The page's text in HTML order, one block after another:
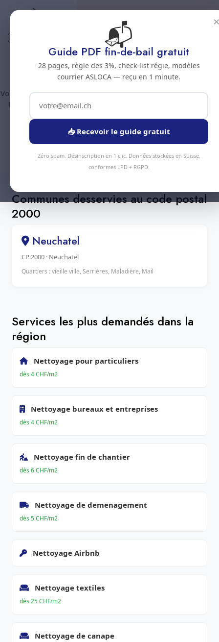
Code postal 2000
Nettoyage professionnel -
Code postal 2000
Vous êtes au code postal2000? Chez Nous Clean intervient dans
la commune de :Neuchatel
prestations disponibles, devis gratuit sous 24h.
Devis Instantané +41 78 319 32 82
Communes desservies au code postal
2000
Neuchatel
CP 2000 · Neuchatel
Quartiers : vieille ville, Serrières, Maladière, Mail
Services les plus demandés dans la
région
Nettoyage pour particuliers
dès 4 CHF/m2
Nettoyage bureaux et entreprises
dès 4 CHF/m2
Nettoyage fin de chantier
dès 6 CHF/m2
Nettoyage de demenagement
dès 5 CHF/m2
Nettoyage Airbnb
Nettoyage textiles
dès 25 CHF/m2
Nettoyage de canape
📬
Guide PDF fin-de-bail gratuit
28 pages, règle des 3%, check-list régie, modèles
courrier ASLOCA — reçu en 1 minute.
📥 Recevoir le guide gratuit
Zéro spam. Désinscription en 1 clic. Données stockées en Suisse,
conformes LPD + RGPD.